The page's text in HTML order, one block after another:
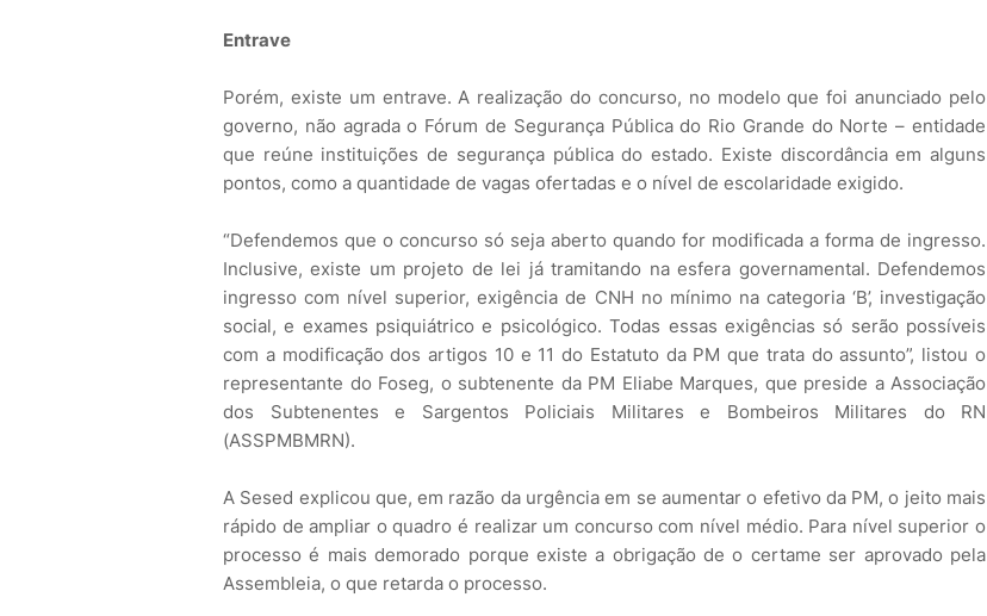
Entrave
Porém, existe um entrave. A realização do concurso, no modelo que foi anunciado pelo
governo, não agrada o Fórum de Segurança Pública do Rio Grande do Norte – entidade
que reúne instituições de segurança pública do estado. Existe discordância em alguns
pontos, como a quantidade de vagas ofertadas e o nível de escolaridade exigido.
“Defendemos que o concurso só seja aberto quando for modificada a forma de ingresso.
Inclusive, existe um projeto de lei já tramitando na esfera governamental. Defendemos
ingresso com nível superior, exigência de CNH no mínimo na categoria ‘B’, investigação
social, e exames psiquiátrico e psicológico. Todas essas exigências só serão possíveis
com a modificação dos artigos 10 e 11 do Estatuto da PM que trata do assunto”, listou o
representante do Foseg, o subtenente da PM Eliabe Marques, que preside a Associação
dos Subtenentes e Sargentos Policiais Militares e Bombeiros Militares do RN
(ASSPMBMRN).
A Sesed explicou que, em razão da urgência em se aumentar o efetivo da PM, o jeito mais
rápido de ampliar o quadro é realizar um concurso com nível médio. Para nível superior o
processo é mais demorado porque existe a obrigação de o certame ser aprovado pela
Assembleia, o que retarda o processo.